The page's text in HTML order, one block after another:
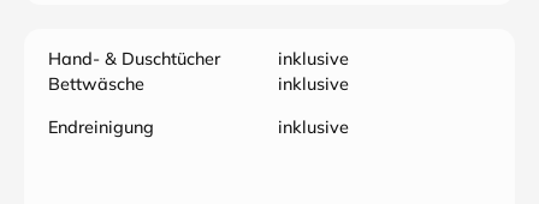
Hand- & Duschtücher
inklusive
Bettwäsche
inklusive
Endreinigung
inklusive